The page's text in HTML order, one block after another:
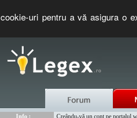
uri pentru a vă asigura o
Info :
Creându-vă un cont pe portalul